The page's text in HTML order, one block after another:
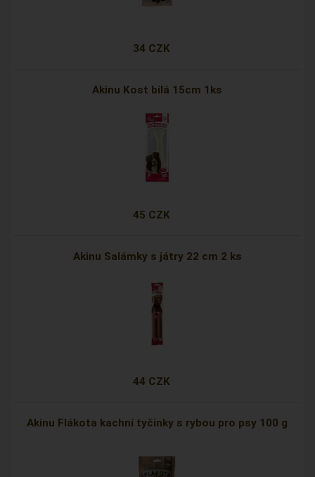
34 CZK
Akinu Kost bílá 15cm 1ks
45 CZK
Akinu Salámky s játry 22 cm 2 ks
44 CZK
Akinu Flákota kachní tyčinky s rybou pro psy 100 g